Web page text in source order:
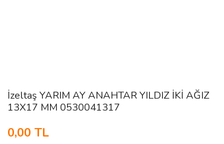
İzeltaş YARIM AY ANAHTAR YILDIZ İKİ AĞIZ
13X17 MM 0530041317
0,00 TL